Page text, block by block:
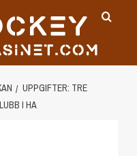
UPPGIFTER: TRE
I HA